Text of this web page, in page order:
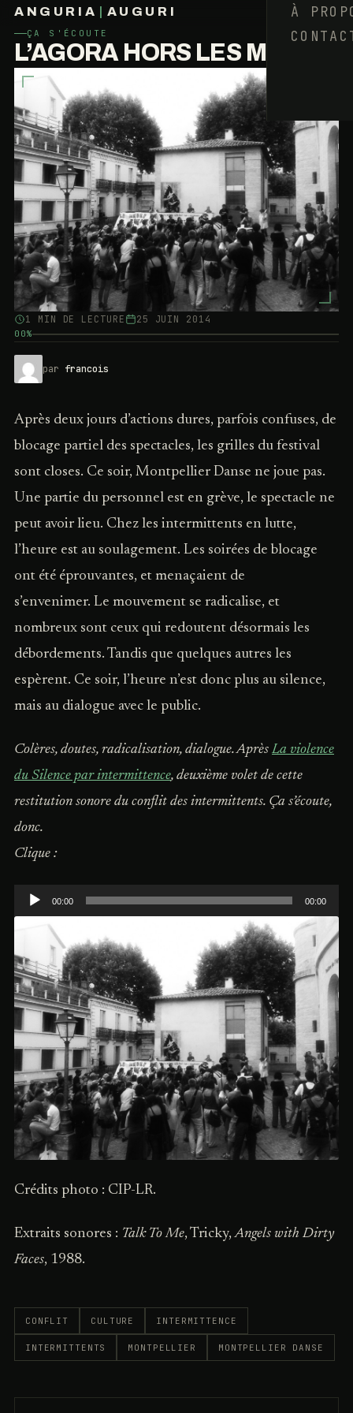
ANGURIA AUGURI
FRANÇOIS BARAIZE
À
ÇA S'ÉCOUTE
L’AGORA HORS LES MURS
1 MIN DE LECTURE 25 JUIN 2014
00%
par francois
Après deux jours d’actions dures, parfois confuses, de
blocage partiel des spectacles, les grilles du festival
sont closes. Ce soir, Montpellier Danse ne joue pas.
Une partie du personnel est en grève, le spectacle ne
peut avoir lieu. Chez les intermittents en lutte,
l’heure est au soulagement. Les soirées de blocage
ont été éprouvantes, et menaçaient de
s’envenimer. Le mouvement se radicalise, et
nombreux sont ceux qui redoutent désormais les
débordements. Tandis que quelques autres les
espèrent. Ce soir, l’heure n’est donc plus au silence,
mais au dialogue avec le public.
Colères, doutes, radicalisation, dialogue. Après La violence
du Silence par intermittence, deuxième volet de cette
restitution sonore du conflit des intermittents. Ça s’écoute,
donc.
Clique :
Lecteur
audio
00:00 00:00
Crédits photo : CIP-LR.
Extraits sonores : Talk To Me, Tricky,Angels with Dirty
Faces, 1988.
CONFLIT CULTURE INTERMITTENCE
INTERMITTENTS MONTPELLIER MONTPELLIER DANSE